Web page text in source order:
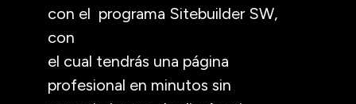
con el programa Sitebuilder SW,
con
el cual tendrás una página
profesional en minutos sin